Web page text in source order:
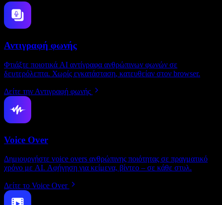
Αντιγραφή φωνής
Φτιάξτε ποιοτικά AI αντίγραφα ανθρώπινων φωνών σε
δευτερόλεπτα. Χωρίς εγκατάσταση, κατευθείαν στον browser.
Δείτε την Αντιγραφή φωνής
Voice Over
Δημιουργήστε voice overs ανθρώπινης ποιότητας σε πραγματικό
χρόνο με AI. Αφήγηση για κείμενα, βίντεο – σε κάθε στυλ.
Δείτε το Voice Over